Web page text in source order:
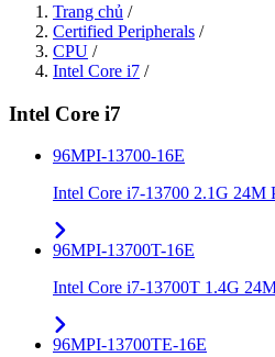
Trang chủ /
Certified Peripherals /
CPU /
Intel Core i7 /
Intel Core i7
96MPI-13700-16E
Intel Core i7-13700 2.1G 24M
96MPI-13700T-16E
Intel Core i7-13700T 1.4G
96MPI-13700TE-16E